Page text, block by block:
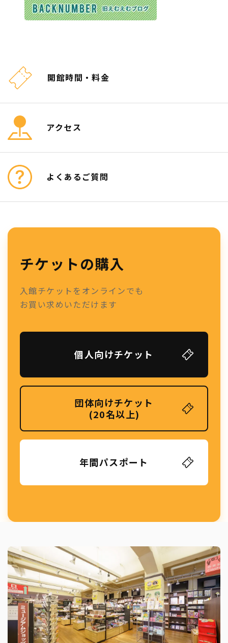
開館時間・料金
アクセス
よくあるご質問
チケットの購入
入館チケットをオンラインでも
お買い求めいただけます
個人向けチケット
団体向けチケット
(20名以上)
年間パスポート